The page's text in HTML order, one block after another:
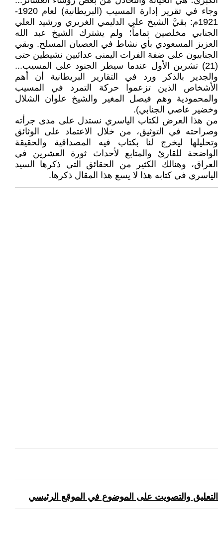
وجاء في تقرير إدارة المسيب (البريطانية) لعام 1920-
1921م: بقيَّ الشيخ علي الدليمي الغريري ورشيد العلي
الجنابي مخلصين تماماً؛ ولم يشترك الشيخ عبد الله
العزيز المسعودي بأي نشاط في العصيان المسلح. وبقي
الجنابيون على ضفة الفرات اليمنى عدائيين نشيطين حتى
(21) تشرين الأول عندما سيطر الجنود على المسيب...
والجدير بالذكر ورد في التقارير البريطانية أن أهم
الأشخاص الذين تزعموا حركة التمرد في المسيب
والمحمودية وهم فيصل المغير والشيخ علوان الشلال
وخضير عاصي الجنابي).
من هذا العرض لكتاب الياسري نستدل على مدى جرأته
وصراحته في التوثيق، من خلال الاعتماد على الوثائق
وتحليلها ليخرج لنا بكتاب فيه المصداقية والحقيقة
الواضحة للقارئ والمتابع لأحداث ثورة العشرين في
العراق، وهنالك الكثير من الحقائق التي ذكرها السيد
الياسري في كتابه هذا لا يسع هذا المقال ذكرها.
التعليق والتصويت على الموضوع في الموقع الرئيسي